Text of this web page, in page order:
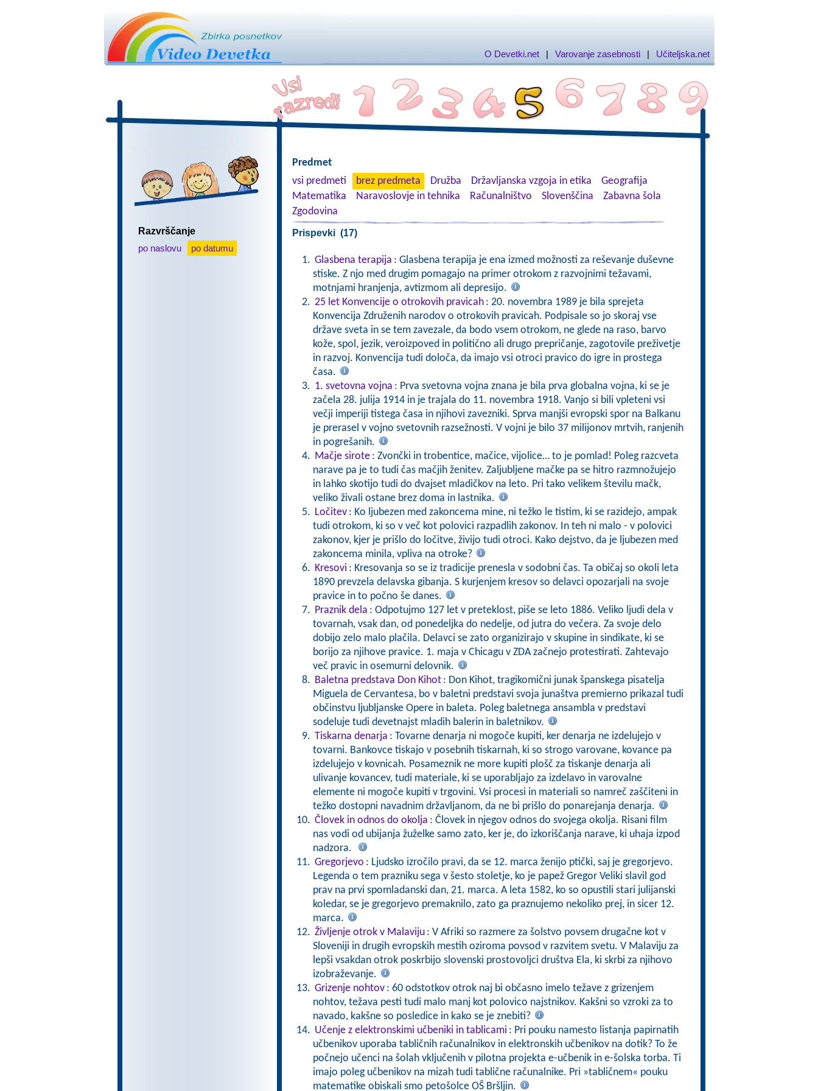
O Devetki.net | Varovanje zasebnosti | Učiteljska.net
Razvrščanje
po naslovu
po datumu
Predmet
vsi predmeti
brez predmeta Družba Državljanska vzgoja in etika
Geografija
Matematika
Naravoslovje in tehnika Računalništvo Slovenščina
Zabavna šola
Zgodovina
Prispevki (17)
Glasbena terapija : Glasbena terapija je ena izmed možnosti za reševanje duševne
stiske. Z njo med drugim pomagajo na primer otrokom z razvojnimi težavami,
motnjami hranjenja, avtizmom ali depresijo.
25 let Konvencije o otrokovih pravicah : 20. novembra 1989 je bila sprejeta
Konvencija Združenih narodov o otrokovih pravicah. Podpisale so jo skoraj vse
države sveta in se tem zavezale, da bodo vsem otrokom, ne glede na raso, barvo
kože, spol, jezik, veroizpoved in politično ali drugo prepričanje, zagotovile preživetje
in razvoj. Konvencija tudi določa, da imajo vsi otroci pravico do igre in prostega
časa.
1. svetovna vojna : Prva svetovna vojna znana je bila prva globalna vojna, ki se je
začela 28. julija 1914 in je trajala do 11. novembra 1918. Vanjo si bili vpleteni vsi
večji imperiji tistega časa in njihovi zavezniki. Sprva manjši evropski spor na Balkanu
je prerasel v vojno svetovnih razsežnosti. V vojni je bilo 37 milijonov mrtvih, ranjenih
in pogrešanih.
Mačje sirote : Zvončki in trobentice, mačice, vijolice… to je pomlad! Poleg razcveta
narave pa je to tudi čas mačjih ženitev. Zaljubljene mačke pa se hitro razmnožujejo
in lahko skotijo tudi do dvajset mladičkov na leto. Pri tako velikem številu mačk,
veliko živali ostane brez doma in lastnika.
Ločitev : Ko ljubezen med zakoncema mine, ni težko le tistim, ki se razidejo, ampak
tudi otrokom, ki so v več kot polovici razpadlih zakonov. In teh ni malo - v polovici
zakonov, kjer je prišlo do ločitve, živijo tudi otroci. Kako dejstvo, da je ljubezen med
zakoncema minila, vpliva na otroke?
Kresovi : Kresovanja so se iz tradicije prenesla v sodobni čas. Ta običaj so okoli leta
1890 prevzela delavska gibanja. S kurjenjem kresov so delavci opozarjali na svoje
pravice in to počno še danes.
Praznik dela : Odpotujmo 127 let v preteklost, piše se leto 1886. Veliko ljudi dela v
tovarnah, vsak dan, od ponedeljka do nedelje, od jutra do večera. Za svoje delo
dobijo zelo malo plačila. Delavci se zato organizirajo v skupine in sindikate, ki se
borijo za njihove pravice. 1. maja v Chicagu v ZDA začnejo protestirati. Zahtevajo
več pravic in osemurni delovnik.
Baletna predstava Don Kihot : Don Kihot, tragikomični junak španskega pisatelja
Miguela de Cervantesa, bo v baletni predstavi svoja junaštva premierno prikazal tudi
občinstvu ljubljanske Opere in baleta. Poleg baletnega ansambla v predstavi
sodeluje tudi devetnajst mladih balerin in baletnikov.
Tiskarna denarja : Tovarne denarja ni mogoče kupiti, ker denarja ne izdelujejo v
tovarni. Bankovce tiskajo v posebnih tiskarnah, ki so strogo varovane, kovance pa
izdelujejo v kovnicah. Posameznik ne more kupiti plošč za tiskanje denarja ali
ulivanje kovancev, tudi materiale, ki se uporabljajo za izdelavo in varovalne
elemente ni mogoče kupiti v trgovini. Vsi procesi in materiali so namreč zaščiteni in
težko dostopni navadnim državljanom, da ne bi prišlo do ponarejanja denarja.
Človek in odnos do okolja : Človek in njegov odnos do svojega okolja. Risani film
nas vodi od ubijanja žuželke samo zato, ker je, do izkoriščanja narave, ki uhaja izpod
nadzora.
Gregorjevo : Ljudsko izročilo pravi, da se 12. marca ženijo ptički, saj je gregorjevo.
Legenda o tem prazniku sega v šesto stoletje, ko je papež Gregor Veliki slavil god
prav na prvi spomladanski dan, 21. marca. A leta 1582, ko so opustili stari julijanski
koledar, se je gregorjevo premaknilo, zato ga praznujemo nekoliko prej, in sicer 12.
marca.
Življenje otrok v Malaviju : V Afriki so razmere za šolstvo povsem drugačne kot v
Sloveniji in drugih evropskih mestih oziroma povsod v razvitem svetu. V Malaviju za
lepši vsakdan otrok poskrbijo slovenski prostovoljci društva Ela, ki skrbi za njihovo
izobraževanje.
Grizenje nohtov : 60 odstotkov otrok naj bi občasno imelo težave z grizenjem
nohtov, težava pesti tudi malo manj kot polovico najstnikov. Kakšni so vzroki za to
navado, kakšne so posledice in kako se je znebiti?
Učenje z elektronskimi učbeniki in tablicami : Pri pouku namesto listanja papirnatih
učbenikov uporaba tabličnih računalnikov in elektronskih učbenikov na dotik? To že
počnejo učenci na šolah vključenih v pilotna projekta e-učbenik in e-šolska torba. Ti
imajo poleg učbenikov na mizah tudi tablične računalnike. Pri »tabličnem« pouku
matematike obiskali smo petošolce OŠ Bršljin.